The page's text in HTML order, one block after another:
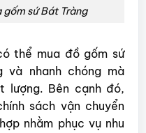
sứ Bát Tràng
thể mua đồ gốm sứ
và nhanh chóng mà
lượng. Bên cạnh đó,
sách vận chuyển
nhằm phục vụ nhu